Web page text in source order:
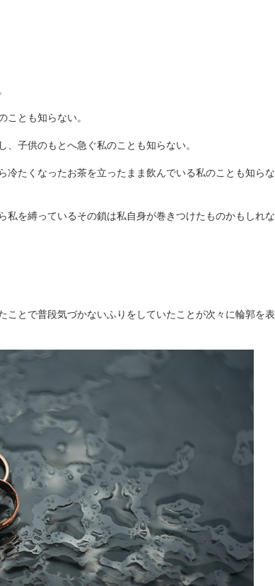
とも知らない。
子供のもとへ急ぐ私のことも知らない。
たくなったお茶を立ったまま飲んでいる私のことも知らな
を縛っているその鎖は私自身が巻きつけたものかもしれな
とで普段気づかないふりをしていたことが次々に輪郭を表